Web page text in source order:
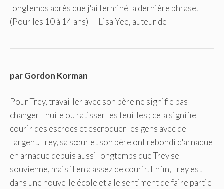
longtemps après que j'ai terminé la dernière phrase.
(Pour les 10 à 14 ans) — Lisa Yee, auteur de
par Gordon Korman
Pour Trey, travailler avec son père ne signifie pas
changer l'huile ou ratisser les feuilles ; cela signifie
courir des escrocs et escroquer les gens avec de
l'argent. Trey, sa sœur et son père ont rebondi d'arnaque
en arnaque depuis aussi longtemps que Trey se
souvienne, mais il en a assez de courir. Enfin, Trey est
dans une nouvelle école et a le sentiment de faire partie